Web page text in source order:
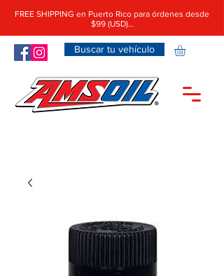
Buscar tu vehículo
FREE SHIPPING en Puerto Rico para órdenes desde
$99 (USD)…